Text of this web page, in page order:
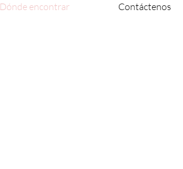
Dónde encontrar Contáctenos